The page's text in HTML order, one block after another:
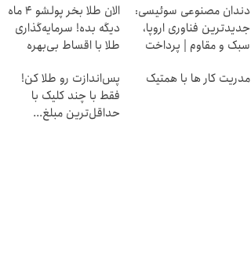
دندان مصنوعی سوئیسی:
جدیدترین فناوری اروپا،
سبک و مقاوم | پرداخت
الان طلا بخر پولشو 4 ماه
دیگه بده! سرمایه‌گذاری
طلا با اقساط بی‌بهره
مدریت کار ها با همتیک
پس‌اندازت رو طلا کن!
فقط با چند کلیک با
حداقل‌ترین مبلغ...